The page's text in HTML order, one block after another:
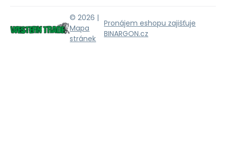
© 2026 |
Mapa
stránek
Pronájem eshopu zajišťuje
BINARGON.cz